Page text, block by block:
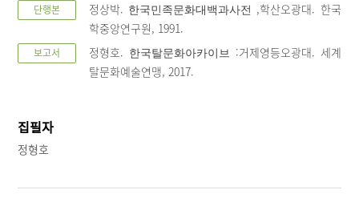
단행본 정상박. 한국민족문화대백과사전 ,학산오광대. 한국
학중앙연구원, 1991.
보고서 정형호. 한국탈문화아카이브
:거제영등오광대. 세계
탈문화예술연맹, 2017.
집필자
정형호